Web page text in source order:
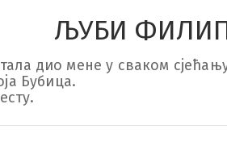
ЉУБИ
дио мене у сваком
Бубица.